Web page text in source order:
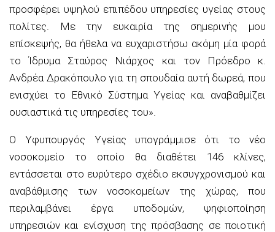
προσφέρει υψηλού επιπέδου υπηρεσίες υγείας στους
πολίτες. Με την ευκαιρία της σημερινής μου
επίσκεψής, θα ήθελα να ευχαριστήσω ακόμη μία φορά
το Ίδρυμα Σταύρος Νιάρχος και τον Πρόεδρο κ.
Ανδρέα Δρακόπουλο για τη σπουδαία αυτή δωρεά, που
ενισχύει το Εθνικό Σύστημα Υγείας και αναβαθμίζει
ουσιαστικά τις υπηρεσίες του».
Ο Υφυπουργός Υγείας υπογράμμισε ότι το νέο
νοσοκομείο το οποίο θα διαθέτει 146 κλίνες,
εντάσσεται στο ευρύτερο σχέδιο εκσυγχρονισμού και
αναβάθμισης των νοσοκομείων της χώρας, που
περιλαμβάνει έργα υποδομών, ψηφιοποίηση
υπηρεσιών και ενίσχυση της πρόσβασης σε ποιοτική